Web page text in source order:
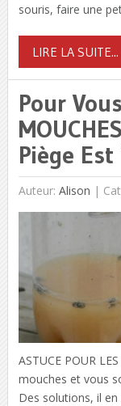
souris, faire une
LIRE LA SUITE...
Pour
Piège
Auteur: Alison |
ASTUCE POUR
mouches et vous
Des solutions, il en